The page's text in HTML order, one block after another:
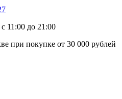
11:00 до 21:00
при покупке от 30 000 рублей